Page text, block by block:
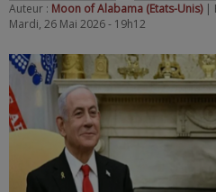
Auteur : Moon of Alabama (Etats-Unis) |
Mardi, 26 Mai 2026 - 19h12